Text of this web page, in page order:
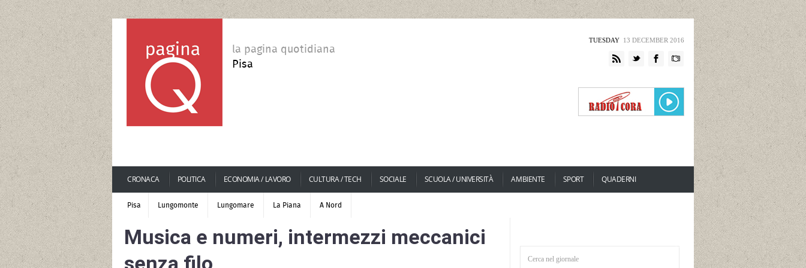
la pagina quotidiana
Pisa
TUESDAY 13 DECEMBER 2016
CRONACA POLITICA ECONOMIA / LAVORO CULTURA / TECH SOCIALE SCUOLA / UNIVERSITÀ AMBIENTE SPORT QUADERNI
Pisa Lungomonte Lungomare La Piana A Nord
Musica e numeri, intermezzi meccanici
senza filo